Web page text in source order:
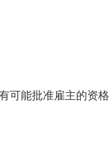
能批准雇主的资